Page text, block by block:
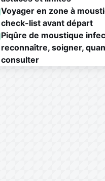
Voyager en zone à
check-list avant départ
Piqûre de moustique
reconnaître, soigner,
consulter